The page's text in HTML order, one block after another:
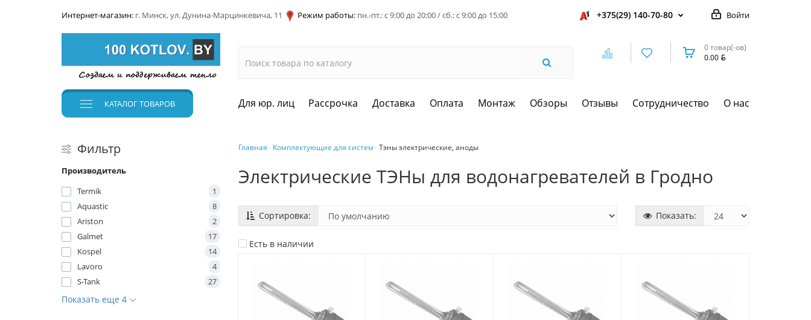
Интернет-магазин: г. Минск, ул. Дунина-Марцинкевича, 11 Режим работы: пн.-пт.: с 9:00 до 20:00 / сб.: с 9:00 до 15:00 Войти
+375(29) 140-70-80
0 товар(-ов)
0.00
КАТАЛОГТОВАРОВ Для юр. лиц Рассрочка Доставка Оплата Монтаж Обзоры Отзывы Сотрудничество О нас
Фильтр
Производитель
Termik
1
Aquastic
8
Ariston
2
Galmet
17
Kospel
14
Lavoro
4
S-Tank
27
Показать еще 4
Главная Комплектующие для систем Тэны электрические, аноды
Электрические ТЭНы для водонагревателей в Гродно
Сортировка: Показать:
Есть в наличии